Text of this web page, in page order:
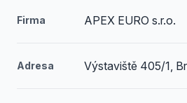
Firma APEX EURO s.r.o.
Adresa Výstaviště 405/1,